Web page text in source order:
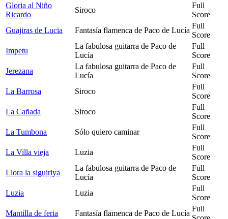
Gloria al Niño
Ricardo
Siroco
Full
Score
Guajiras de Lucia
Fantasía flamenca de Paco de Lucía
Full
Score
Impetu
La fabulosa guitarra de Paco de
Lucía
Full
Score
Jerezana
La fabulosa guitarra de Paco de
Lucía
Full
Score
La Barrosa
Siroco
Full
Score
La Cañada
Siroco
Full
Score
La Tumbona
Sólo quiero caminar
Full
Score
La Villa vieja
Luzia
Full
Score
Llora la siguiriya
La fabulosa guitarra de Paco de
Lucía
Full
Score
Luzia
Luzia
Full
Score
Mantilla de feria
Fantasía flamenca de Paco de Lucía
Full